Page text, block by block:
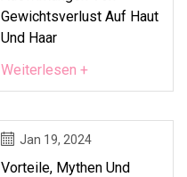
Gewichtsverlust Auf Haut
Und Haar
Weiterlesen +
Jan 19, 2024
Vorteile, Mythen Und